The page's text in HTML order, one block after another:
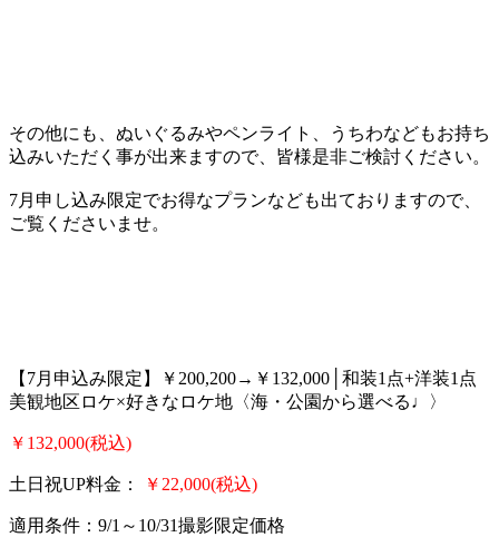
その他にも、ぬいぐるみやペンライト、うちわなどもお持ち
込みいただく事が出来ますので、皆様是非ご検討ください。
7月申し込み限定でお得なプランなども出ておりますので、
ご覧くださいませ。
【7月申込み限定】￥200,200→￥132,000│和装1点+洋装1点
美観地区ロケ×好きなロケ地〈海・公園から選べる♩〉
￥132,000(税込)
土日祝UP料金： ￥22,000(税込)
適用条件：9/1～10/31撮影限定価格